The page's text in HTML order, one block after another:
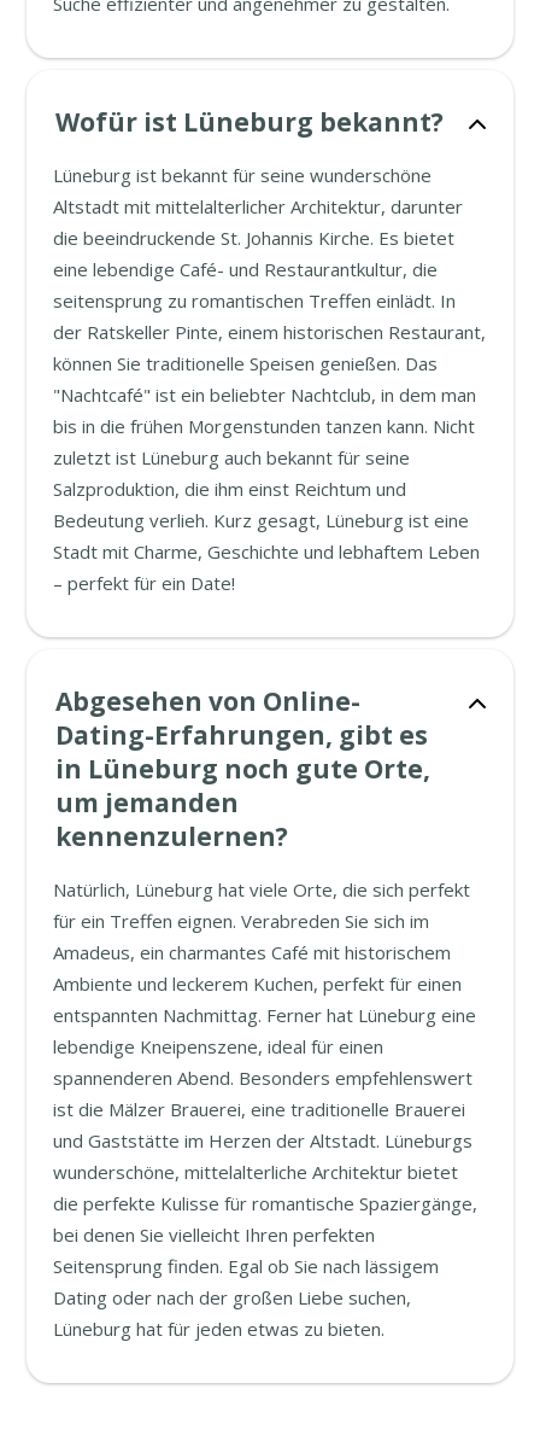
Wofür ist Lüneburg bekannt?
Lüneburg ist bekannt für seine wunderschöne
Altstadt mit mittelalterlicher Architektur, darunter
die beeindruckende St. Johannis Kirche. Es bietet
eine lebendige Café- und Restaurantkultur, die
seitensprung zu romantischen Treffen einlädt. In
der Ratskeller Pinte, einem historischen Restaurant,
können Sie traditionelle Speisen genießen. Das
"Nachtcafé" ist ein beliebter Nachtclub, in dem man
bis in die frühen Morgenstunden tanzen kann. Nicht
zuletzt ist Lüneburg auch bekannt für seine
Salzproduktion, die ihm einst Reichtum und
Bedeutung verlieh. Kurz gesagt, Lüneburg ist eine
Stadt mit Charme, Geschichte und lebhaftem Leben
– perfekt für ein Date!
Abgesehen von Online-
Dating-Erfahrungen, gibt es
in Lüneburg noch gute Orte,
um jemanden
kennenzulernen?
Natürlich, Lüneburg hat viele Orte, die sich perfekt
für ein Treffen eignen. Verabreden Sie sich im
Amadeus, ein charmantes Café mit historischem
Ambiente und leckerem Kuchen, perfekt für einen
entspannten Nachmittag. Ferner hat Lüneburg eine
lebendige Kneipenszene, ideal für einen
spannenderen Abend. Besonders empfehlenswert
ist die Mälzer Brauerei, eine traditionelle Brauerei
und Gaststätte im Herzen der Altstadt. Lüneburgs
wunderschöne, mittelalterliche Architektur bietet
die perfekte Kulisse für romantische Spaziergänge,
bei denen Sie vielleicht Ihren perfekten
Seitensprung finden. Egal ob Sie nach lässigem
Dating oder nach der großen Liebe suchen,
Lüneburg hat für jeden etwas zu bieten.